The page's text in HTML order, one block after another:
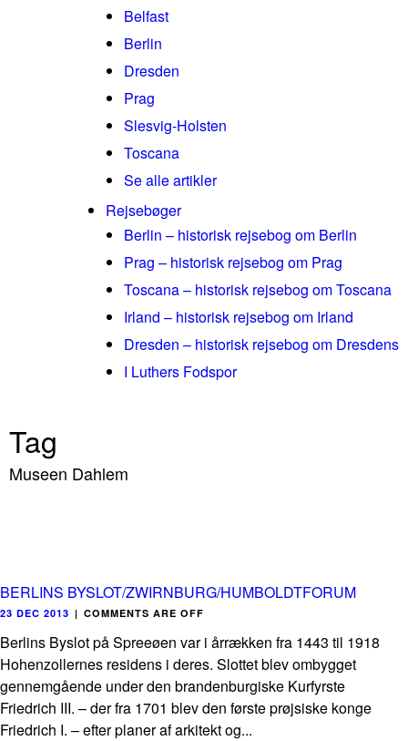
Belfast
Berlin
Dresden
Prag
Slesvig-Holsten
Toscana
Se alle artikler
Rejsebøger
Berlin – historisk rejsebog om Berlin
Prag – historisk rejsebog om Prag
Toscana – historisk rejsebog om Toscana
Irland – historisk rejsebog om Irland
Dresden – historisk rejsebog om Dresdens
I Luthers Fodspor
Tag
Museen Dahlem
BERLINS BYSLOT/ZWIRNBURG/HUMBOLDTFORUM
23 DEC 2013 | COMMENTS ARE OFF
Berlins Byslot på Spreeøen var i årrækken fra 1443 til 1918
Hohenzollernes residens i deres. Slottet blev ombygget
gennemgående under den brandenburgiske Kurfyrste
Friedrich III. – der fra 1701 blev den første prøjsiske konge
Friedrich I. – efter planer af arkitekt og...